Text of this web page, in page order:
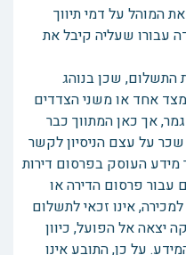
המוהל על דמי תיווך
עבורו שעליה קיבל את
התשלום, שכן בנוהג
אחד או משני הצדדים
אך כאן המתווך כבר
על עצם הניסיון לקשר
העוסק בפרסום דירות
עבור פרסום הדירה או
אינו זכאי לתשלום
אל הפועל, כיוון
על כן, התובע אינו